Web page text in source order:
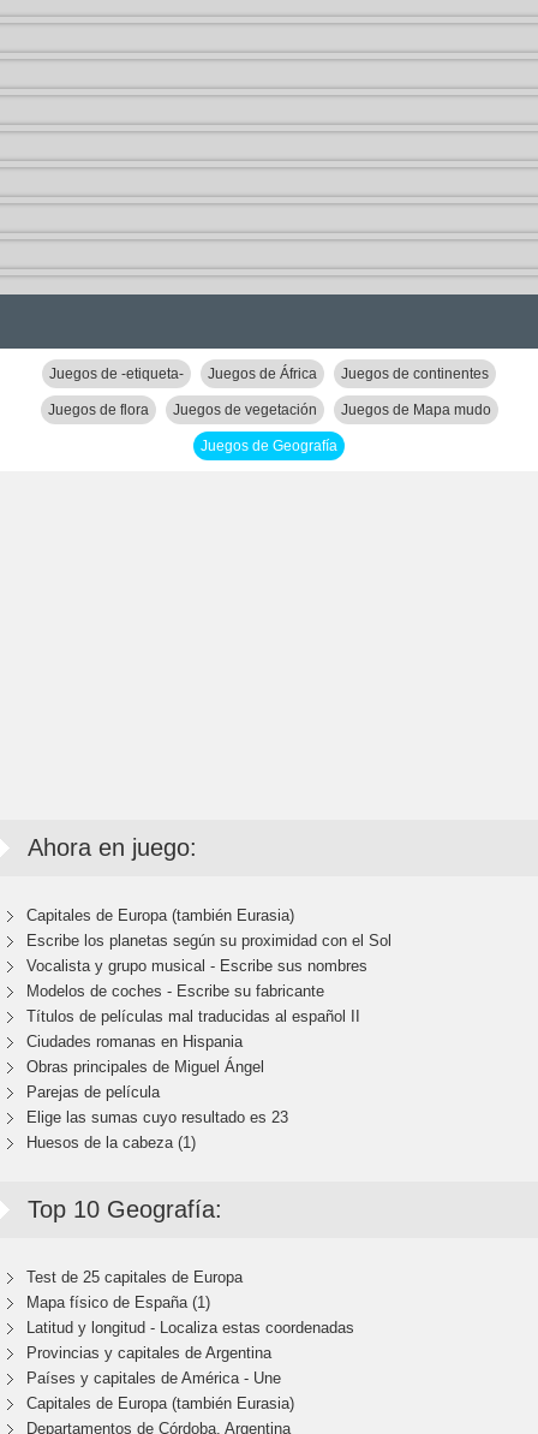
Juegos de -etiqueta- Juegos de África Juegos de continentes
Juegos de flora Juegos de vegetación Juegos de Mapa mudo
Juegos de Geografía
Ahora en juego:
Capitales de Europa (también Eurasia)
Escribe los planetas según su proximidad con el Sol
Vocalista y grupo musical - Escribe sus nombres
Modelos de coches - Escribe su fabricante
Títulos de películas mal traducidas al español II
Ciudades romanas en Hispania
Obras principales de Miguel Ángel
Parejas de película
Elige las sumas cuyo resultado es 23
Huesos de la cabeza (1)
Top 10 Geografía:
Test de 25 capitales de Europa
Mapa físico de España (1)
Latitud y longitud - Localiza estas coordenadas
Provincias y capitales de Argentina
Países y capitales de América - Une
Capitales de Europa (también Eurasia)
Departamentos de Córdoba, Argentina